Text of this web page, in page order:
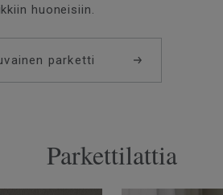
huoneisiin.
parketti
Parkettilattia